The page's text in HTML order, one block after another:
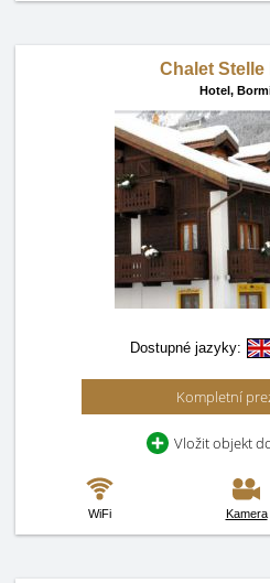
Chalet Stelle
Hotel,
Dostupné jazyky:
Kompletní
Vložit objekt
WiFi Kamera